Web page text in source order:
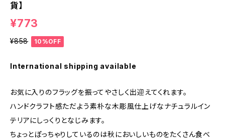
貨】
¥773
¥858 10%OFF
International shipping available
お気に入りのフラッグを振ってやさしく出迎えてくれます。
ハンドクラフト感ただよう素朴な木彫風仕上げなナチュラルイン
テリアにしっくりとなじみます。
ちょっとぽっちゃりしているのは秋においしいものをたくさん食べ